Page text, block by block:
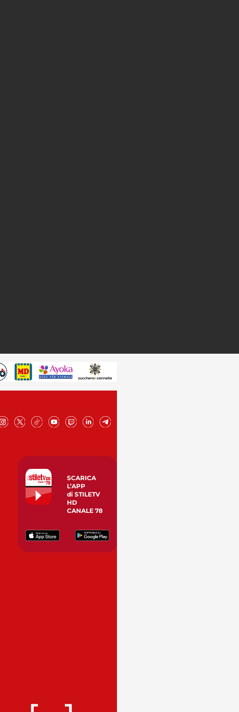
SCARICA
L’APP
di STILETV
HD
CANALE 78